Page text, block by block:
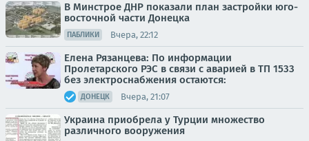
В Минстрое ДНР показали план застройки юго-
восточной части Донецка
ПАБЛИКИ Вчера, 22:12
Елена Рязанцева: По информации
Пролетарского РЭС в связи с аварией в ТП 1533
без электроснабжения остаются:
ДОНЕЦК Вчера, 21:07
Украина приобрела у Турции множество
различного вооружения